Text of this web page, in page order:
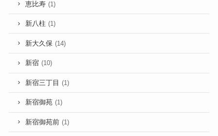
恵比寿 (1)
新八柱 (1)
新大久保 (14)
新宿 (10)
新宿三丁目 (1)
新宿御苑 (1)
新宿御苑前 (1)